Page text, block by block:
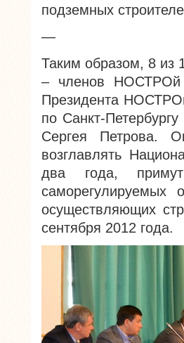
подземных
—
Таким образом, 8 из
– членов НОСТРОй
Президента
по Санкт-
Сергея Петрова.
возглавлять
два года,
саморегулируемых
осуществляющих
сентября 2012 года.